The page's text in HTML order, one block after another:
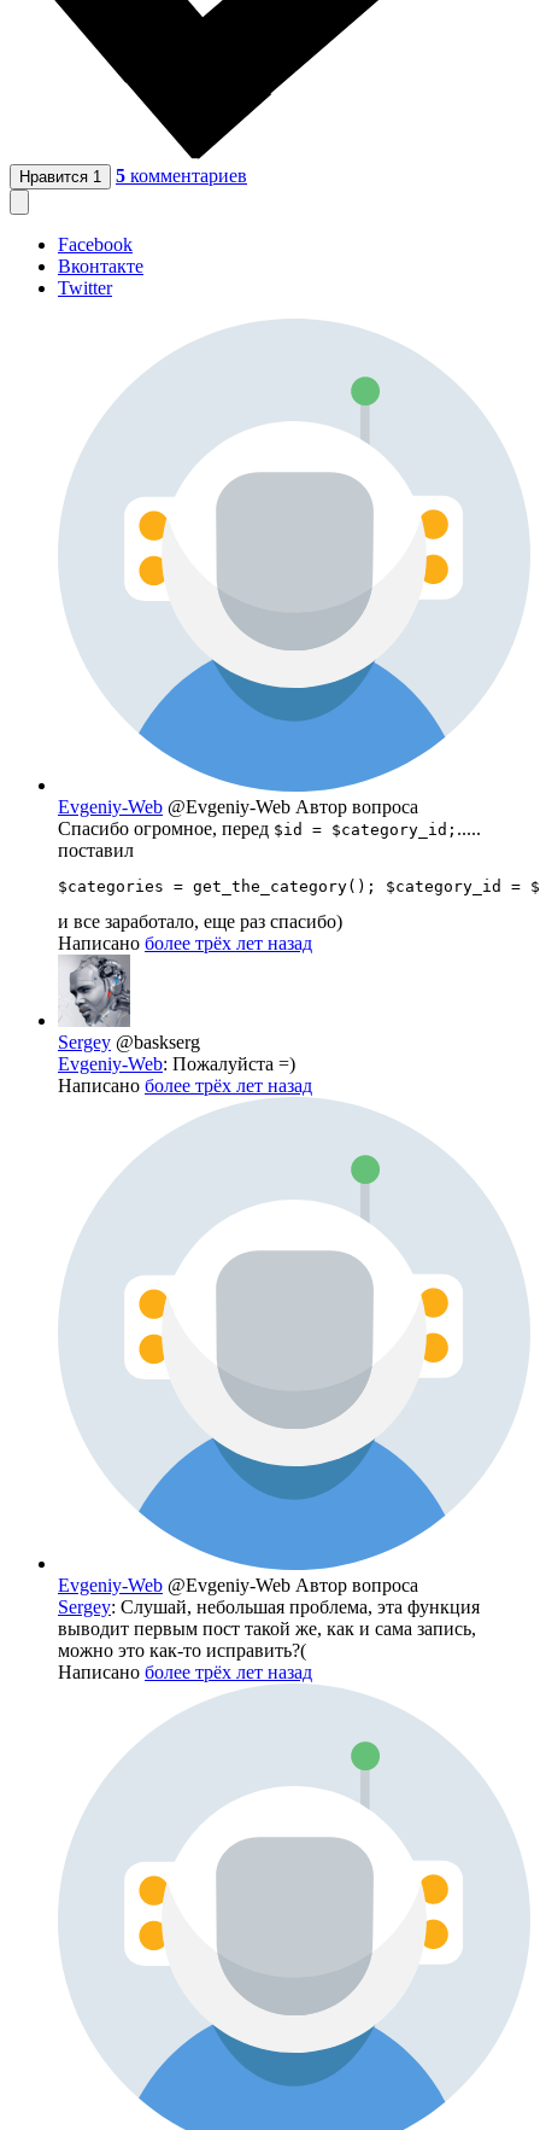
Нравится 1 5 комментариев
Facebook
Вконтакте
Twitter
Evgeniy-Web @Evgeniy-Web Автор вопроса
Спасибо огромное, перед $id = $category_id; .....
поставил
$categories = get_the_category(); $category_id =
и все заработало, еще раз спасибо)
Написано более трёх лет назад
Sergey @baskserg
Evgeniy-Web: Пожалуйста =)
Написано более трёх лет назад
Evgeniy-Web @Evgeniy-Web Автор вопроса
Sergey: Слушай, небольшая проблема, эта функция
выводит первым пост такой же, как и сама запись,
можно это как-то исправить?(
Написано более трёх лет назад